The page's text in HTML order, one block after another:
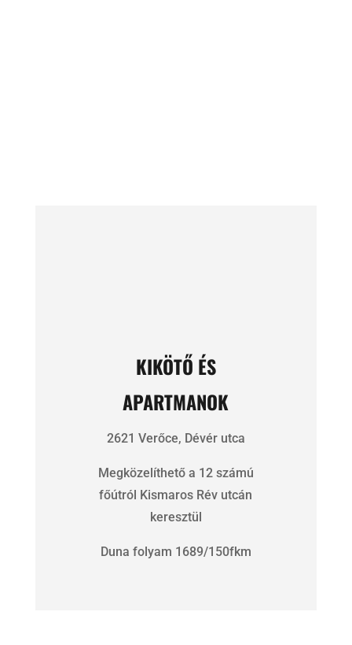
KIKÖTŐ ÉS
APARTMANOK
2621 Verőce, Dévér utca
Megközelíthető a 12 számú
főútról Kismaros Rév utcán
keresztül
Duna folyam 1689/150fkm